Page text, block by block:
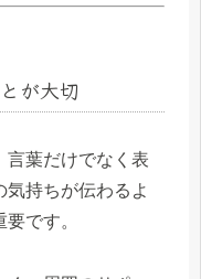
が大切
言葉だけでなく表
持ちが伝わるよ
です。